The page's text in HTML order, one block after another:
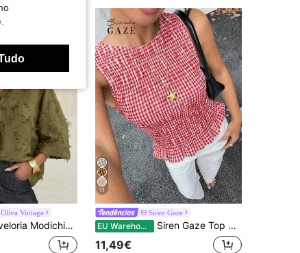
Vintage
Camisa casual verde oliva com manga 3/4, caimento relaxado, gola clássica, confortável de usar
11
Siren Gaze
EU Warehouse Siren Gaze Top de alças feminino xadrez vermelho e branco, franzido, sem mangas, fofo, verão, xadrez , bainha com folhos, corpete franzido, gola redonda, xadrez, piquenique, férias
11,49€